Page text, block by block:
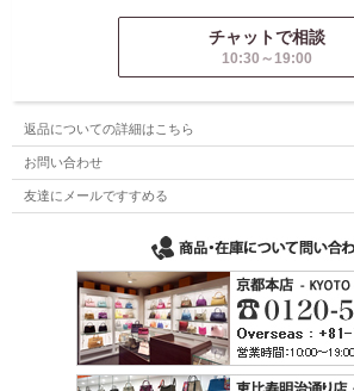
チャットで相談
10:30～19:00
返品についての詳細はこちら
お問い合わせ
友達にメールですすめる